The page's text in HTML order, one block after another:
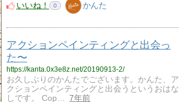
いいね！
0 かんた
アクションペインティングと出会っ
た〜
https://kanta.0x3e8z.net/20190913-2/
お久しぶりのかんたでございます。かんた、ア
クションペインティングと出会うというおはな
しです。 Cop…
7年前